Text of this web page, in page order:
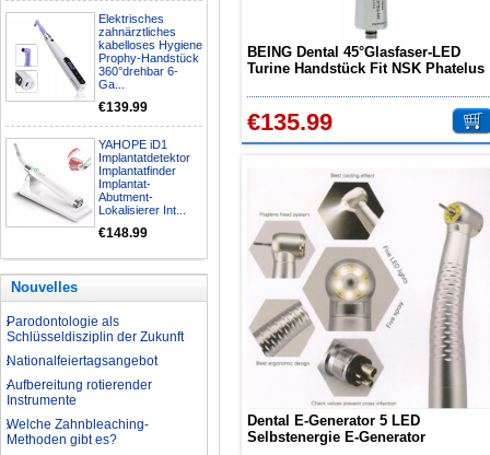
Elektrisches
zahnärztliches
kabelloses Hygiene
Prophy-Handstück
360°drehbar 6-
Ga...
€139.99
YAHOPE iD1
Implantatdetektor
Implantatfinder
Implantat-
Abutment-
Lokalisierer Int...
€148.99
Nouvelles
Was ist bei der Aufbereitung von
Hand- und Winkelstücken zu
beachten?
Wie können erhöhte
Koloniezahlen im Wasser
dauerhaft reduziert werden?
Was ist beim Kauf eines
zahnarzt Ultraschallgerätes zu
beachten?
Zahnaufhellung FAQ
Was ist Medical Dental
Tourismus und wie es Ihnen
Wie zur Prävention und
Behandlung Dental Unfälle
Dentale Polymerisationslampe
Parodontologie als
Schlüsseldisziplin der Zukunft
Nationalfeiertagsangebot
Aufbereitung rotierender
Instrumente
Welche Zahnbleaching-
Methoden gibt es?
BEING Dental 45°Glasfaser-LED
Turine Handstück Fit NSK Phatelus
€135.99
Dental E-Generator 5 LED
Selbstenergie E-Generator